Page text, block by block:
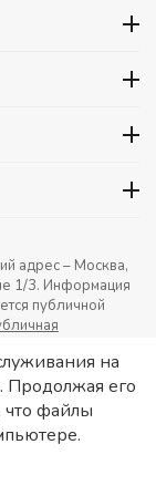
адрес – Москва,
1/3. Информация
публичной
на
Продолжая его
что файлы